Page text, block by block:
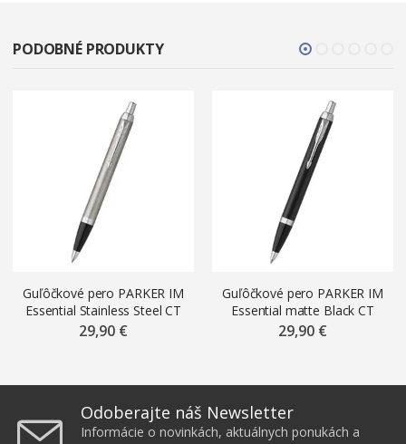
PODOBNÉ PRODUKTY
Guľôčkové pero PARKER IM
Essential Stainless Steel CT
29,90 €
Guľôčkové pero PARKER IM
Essential matte Black CT
29,90 €
Odoberajte náš Newsletter
Informácie o novinkách, aktuálnych ponukách a